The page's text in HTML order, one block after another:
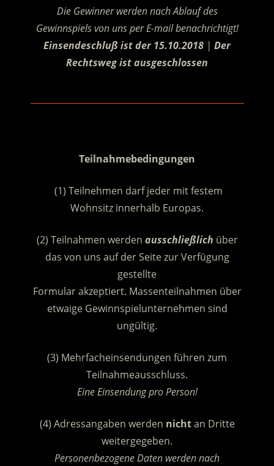
Die Gewinner werden nach Ablauf des
Gewinnspiels von uns per E-mail benachrichtigt!
Einsendeschluß ist der 15.10.2018 | Der
Rechtsweg ist ausgeschlossen
Teilnahmebedingungen
(1) Teilnehmen darf jeder mit festem
Wohnsitz innerhalb Europas.
(2) Teilnahmen werden ausschließlich über
das von uns auf der Seite zur Verfügung
gestellte
Formular akzeptiert. Massenteilnahmen über
etwaige Gewinnspielunternehmen sind
ungültig.
(3) Mehrfacheinsendungen führen zum
Teilnahmeausschluss.
Eine Einsendung pro Person!
(4) Adressangaben werden nichtan Dritte
weitergegeben.
Personenbezogene Daten werden nach